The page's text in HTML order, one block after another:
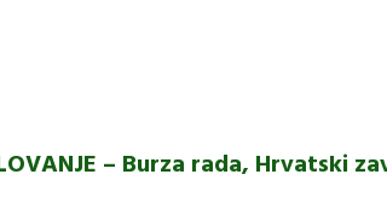
– Burza rada, Hrvatski